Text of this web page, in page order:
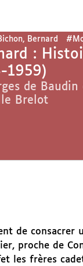
Bernard
:
1959)
de
Brelot
de
proche de
les frères